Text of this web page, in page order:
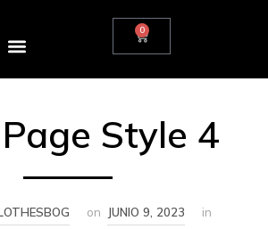
0
Style 4
on JUNIO 9, 2023
in